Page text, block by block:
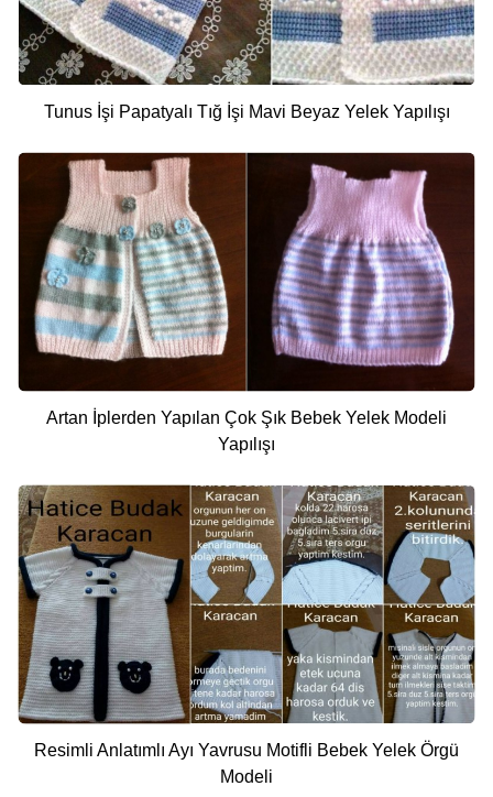
Tunus İşi Papatyalı Tığ İşi Mavi Beyaz Yelek Yapılışı
Artan İplerden Yapılan Çok Şık Bebek Yelek Modeli
Yapılışı
Resimli Anlatımlı Ayı Yavrusu Motifli Bebek Yelek Örgü
Modeli